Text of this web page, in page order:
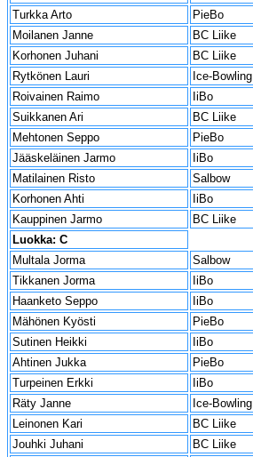
Turkka Arto
PieBo
Moilanen Janne
BC Liike
Korhonen Juhani
BC Liike
Rytkönen Lauri
Ice-Bowling
Roivainen Raimo
IiBo
Suikkanen Ari
BC Liike
Mehtonen Seppo
PieBo
Jääskeläinen Jarmo
IiBo
Matilainen Risto
Salbow
Korhonen Ahti
IiBo
Kauppinen Jarmo
BC Liike
Luokka: C
Multala Jorma
Salbow
Tikkanen Jorma
IiBo
Haanketo Seppo
IiBo
Mähönen Kyösti
PieBo
Sutinen Heikki
IiBo
Ahtinen Jukka
PieBo
Turpeinen Erkki
IiBo
Räty Janne
Ice-Bowling
Leinonen Kari
BC Liike
Jouhki Juhani
BC Liike